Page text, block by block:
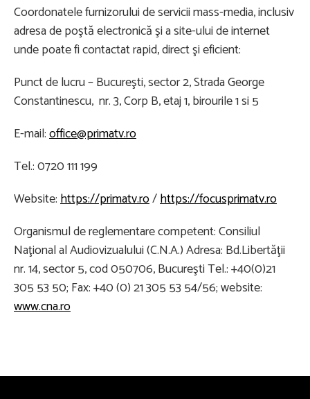
Coordonatele furnizorului de servicii mass-media, inclusiv
adresa de poştă electronică şi a site-ului de internet
unde poate fi contactat rapid, direct şi eficient:
Punct de lucru – Bucureşti, sector 2, Strada George
Constantinescu, nr. 3, Corp B, etaj 1, birourile 1 si 5
E-mail:office@primatv.ro
Tel.: 0720 111 199
Website:https://primatv.ro/https://focusprimatv.ro
Organismul de reglementare competent: Consiliul
Naţional al Audiovizualului (C.N.A.) Adresa: Bd.Libertăţii
nr. 14, sector 5, cod 050706, Bucureşti Tel.: +40(0)21
305 53 50; Fax: +40 (0) 21 305 53 54/56; website:
www.cna.ro